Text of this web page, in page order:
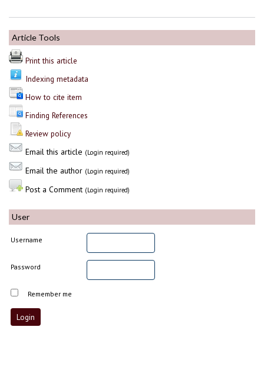
Article Tools
Print this article
Indexing metadata
How to cite item
Finding References
Review policy
Email this article (Login required)
Email the author (Login required)
Post a Comment (Login required)
User
Username
Password
Remember me